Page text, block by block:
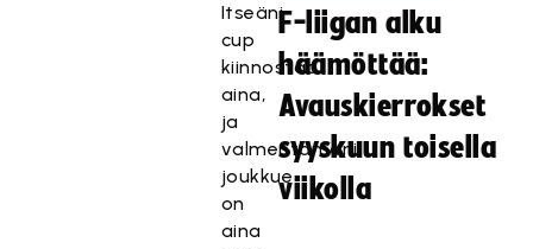
Itseäni
cup
kiinnostaa
aina,
ja
valmentamani
joukkue
on
aina
F-liigan alku
häämöttää:
Avauskierrokset
syyskuun toisella
viikolla